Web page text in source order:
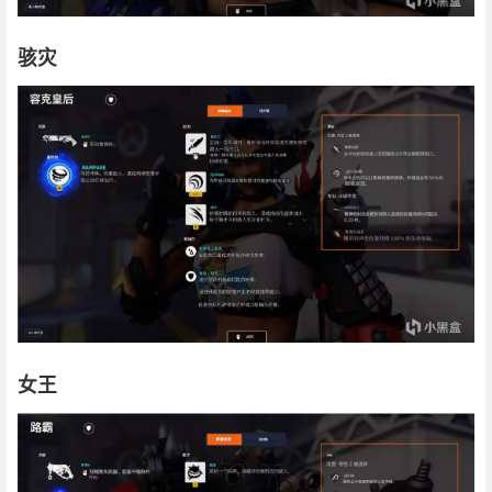
骇灾
女王